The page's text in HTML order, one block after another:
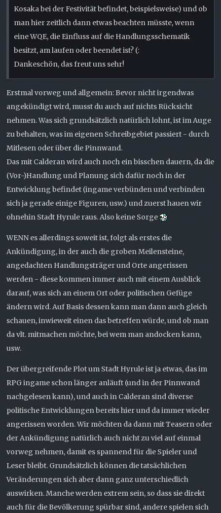
Kosaka bei der Festivität befindet, beispielsweise) und ob
man hier zeitlich dann etwas beachten müsste, wenn
eine WQE, die Einfluss auf die Handlungsschematik
besitzt, am laufen oder beendet ist? (:
Dankeschön, das freut uns sehr!
Erstmal vorweg und allgemein: Bevor nicht irgendwas
angekündigt wird, musst du auch auf nichts Rücksicht
nehmen. Was sich grundsätzlich natürlich lohnt, ist im Auge
zu behalten, was im eigenen Schreibgebiet passiert - durch
Mitlesen oder über die Pinnwand.
Das mit Calderan wird auch noch ein bisschen dauern, da die
(Vor-)Handlung und Planung sich dafür noch in der
Entwicklung befindet (ingame verbünden und verbinden
sich ja gerade einige Figuren, usw.) und zuerst hauen wir
ohnehin Stadt Hyrule raus. Also keine Sorge
WENN es allerdings soweit ist, folgt als erstes die
Ankündigung, in der auch die groben Meilensteine,
angedachten Handlungsträger und Orte angerissen
werden - diese kommen immer auch mit einem Ausblick
darauf, was sich an einem Ort oder politischen Gefüge
ändern wird. Auf Basis dessen kann man dann auch gleich
schauen, inwieweit einen das betreffen würde, und ob man
da vlt. mitmachen möchte, bei wem man andocken kann,
usw.
Der übergreifende Plot um Stadt Hyrule ist ja etwas, das im
RPG ingame schon länger anläuft (und in der Pinnwand
nachgelesen kann), und auch in Calderan sind diverse
politische Entwicklungen bereits hier und da immer wieder
angerissen worden. Wir möchten da dann mit Teasern oder
der Ankündigung natürlich auch nicht zu viel auf einmal
vorweg nehmen, damit es spannend für die Spieler und
Leser bleibt. Grundsätzlich können die tatsächlichen
Veränderungen sich aber dann ganz unterschiedlich
auswirken. Manche werden extrem sein, so dass sie direkt
auch für die Bevölkerung spürbar sind, andere spielen sich